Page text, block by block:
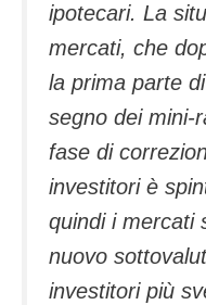
ipotecari. La
mercati, che
la prima parte
segno dei mini-
fase di
investitori è
quindi i mercati
nuovo
investitori più